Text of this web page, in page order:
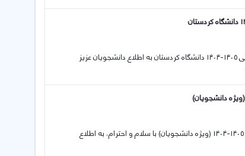
17 02 2026 اطلاعیه در خصوص برگزاری کلاس‌های درسی در نیم‌سال دوم سال تحصیلی ۱۴۰۵-۱۴۰۴ دانشگاه کردستان به اطلاع دانشجویان عزیز
14 02 2026 اطلاعیه در خصوص برگزاری کلاس‌های مجازی نیم‌سال دوم سال تحصیلی ۱۴۰۵-۱۴۰۴ (ویژه دانشجویان) با سلام و احترام، به اطلاع